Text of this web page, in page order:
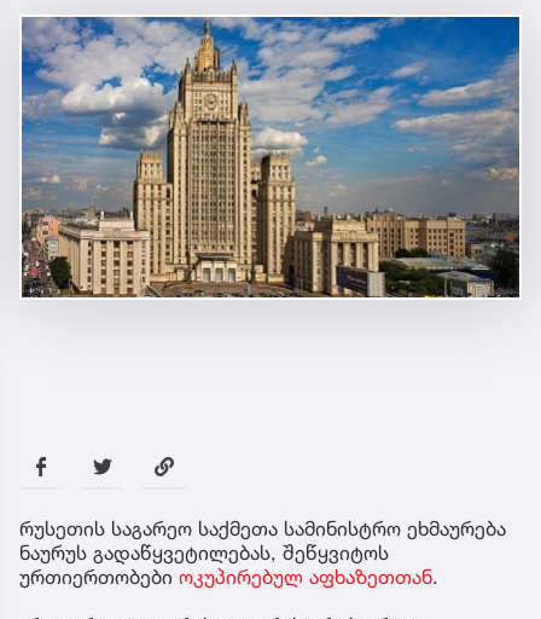
რუსეთის საგარეო საქმეთა სამინისტრო ეხმაურება
ნაურუს გადაწყვეტილებას, შეწყვიტოს
ურთიერთობები ოკუპირებულ აფხაზეთთან.